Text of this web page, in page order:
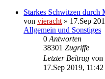
Starkes Schwitzen durch
von vieracht » 17.Sep
Allgemein und Sonstiges
0 Antworten
38301 Zugriffe
Letzter Beitrag von
17.Sep 2019, 11:42